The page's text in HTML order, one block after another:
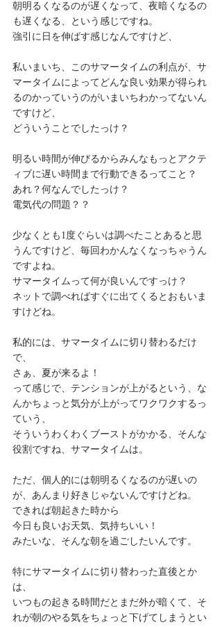
朝明るくなるのが遅くなって、夜暗くなるの
も遅くなる、という感じですね。
強引に日を伸ばす感じなんですけど、
私いまいち、このサマータイムの利点が、サ
マータイムによってどんな良い効果が得られ
るのかっていうのがいまいちわかってないん
ですけど、
どういうことでしたっけ？
明るい時間が伸びるからみんなもっとアクテ
ィブに遅い時間まで行動できるってこと？
あれ？何なんでしたっけ？
電気代の問題？？
少なくとも1度ぐらいは調べたことあると思
うんですけど、毎回わかんなくなっちゃうん
ですよね。
サマータイムって何が良いんですっけ？
ネットで調べればすぐに出てくるとおもいま
すけどね。
私的には、サマータイムに切り替わるだけ
で、
さぁ、夏が来るよ！
って感じで、テンションが上がるという、な
んかちょっと気分が上がってワクワクするっ
ていう、
そういうわくわくブーストがかかる、そんな
役割ですね、サマータイムは。
ただ、個人的には朝明るくなるのが遅いの
が、あんまり好きじゃないんですけどね。
できれば朝起きた時から
今日も良いお天気、気持ちいい！
みたいな、そんな朝を過ごしたいんです。
特にサマータイムに切り替わった直後とか
は、
いつもの起きる時間だとまだ外が暗くて、そ
れが朝のやる気をちょっと下げてしまうとい